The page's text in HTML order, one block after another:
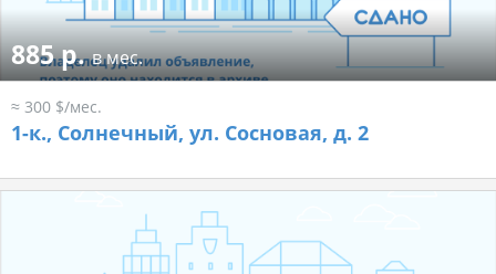
885 р.в мес.
≈ 300 $/мес.
1-к., Солнечный, ул. Сосновая, д. 2